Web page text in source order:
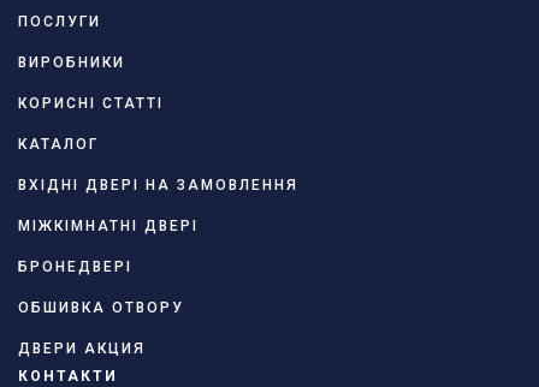
ПОСЛУГИ
ВИРОБНИКИ
КОРИСНІ СТАТТІ
КАТАЛОГ
ВХІДНІ ДВЕРІ НА ЗАМОВЛЕННЯ
МІЖКІМНАТНІ ДВЕРІ
БРОНЕДВЕРІ
ОБШИВКА ОТВОРУ
ДВЕРИ АКЦИЯ
КОНТАКТИ